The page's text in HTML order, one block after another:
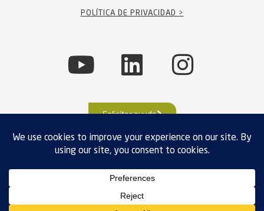
POLÍTICA DE PRIVACIDAD >
Solicitar ayuda
CUMPLIMIENTO DE EXPORTACIÓN
VENTAS